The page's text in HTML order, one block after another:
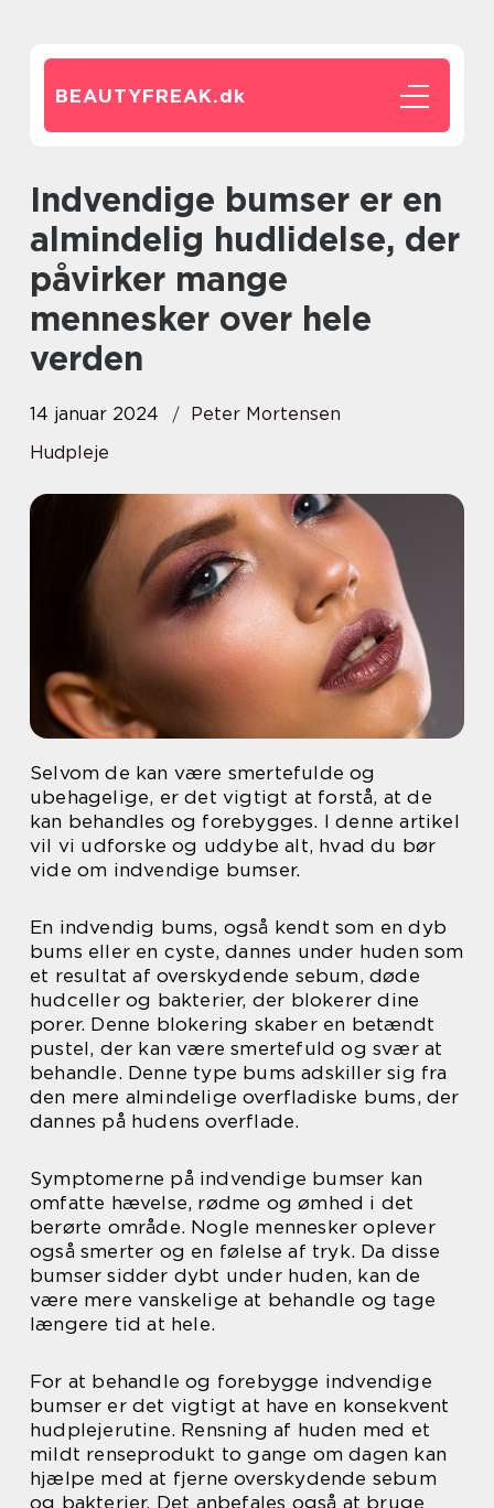
BEAUTYFREAK.dk
Indvendige bumser er en
almindelig hudlidelse, der
påvirker mange
mennesker over hele
verden
14 januar 2024
Peter Mortensen
Hudpleje
Selvom de kan være smertefulde og
ubehagelige, er det vigtigt at forstå, at de
kan behandles og forebygges. I denne artikel
vil vi udforske og uddybe alt, hvad du bør
vide om indvendige bumser.
En indvendig bums, også kendt som en dyb
bums eller en cyste, dannes under huden som
et resultat af overskydende sebum, døde
hudceller og bakterier, der blokerer dine
porer. Denne blokering skaber en betændt
pustel, der kan være smertefuld og svær at
behandle. Denne type bums adskiller sig fra
den mere almindelige overfladiske bums, der
dannes på hudens overflade.
Symptomerne på indvendige bumser kan
omfatte hævelse, rødme og ømhed i det
berørte område. Nogle mennesker oplever
også smerter og en følelse af tryk. Da disse
bumser sidder dybt under huden, kan de
være mere vanskelige at behandle og tage
længere tid at hele.
For at behandle og forebygge indvendige
bumser er det vigtigt at have en konsekvent
hudplejerutine. Rensning af huden med et
mildt renseprodukt to gange om dagen kan
hjælpe med at fjerne overskydende sebum
og bakterier. Det anbefales også at bruge